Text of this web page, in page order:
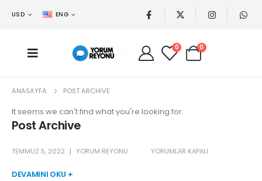
USD ENG
0 0
ANASAYFA POST ARCHIVE
It seems we can't find what you're looking for.
Post Archive
TEMMUZ 5, 2022 YORUM REYONU YORUMLAR KAPALI
DEVAMINI OKU +